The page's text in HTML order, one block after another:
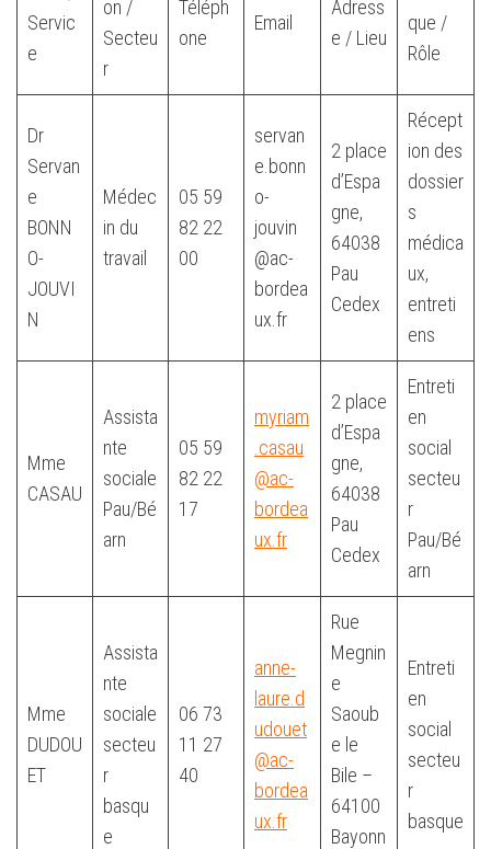
Servic
e
on /
Secteu
r
Téléph
one
Email
Adress
e / Lieu
que /
Rôle
Dr
Servan
e
BONN
O-
JOUVI
N
Médec
in du
travail
05 59
82 22
00
servan
e.bonn
o-
jouvin
@ac-
bordea
ux.fr
2 place
d’Espa
gne,
64038
Pau
Cedex
Récept
ion des
dossier
s
médica
ux,
entreti
ens
Mme
CASAU
Assista
nte
sociale
Pau/Bé
arn
05 59
82 22
17
myriam
.casau
@ac-
bordea
ux.fr
2 place
d’Espa
gne,
64038
Pau
Cedex
Entreti
en
social
secteu
r
Pau/Bé
arn
Mme
DUDOU
ET
Assista
nte
sociale
secteu
r
basqu
e
06 73
11 27
40
anne-
laure.d
udouet
@ac-
bordea
ux.fr
Rue
Megnin
e
Saoub
e le
Bile –
64100
Bayonn
Entreti
en
social
secteu
r
basque